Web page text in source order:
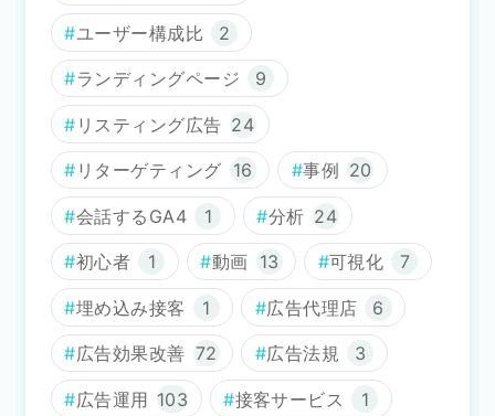
ユーザー構成比 2
ランディングページ 9
リスティング広告 24
リターゲティング 16 事例 20
会話するGA4 1 分析 24
初心者 1 動画 13 可視化 7
埋め込み接客 1 広告代理店 6
広告効果改善 72 広告法規 3
広告運用 103 接客サービス 1